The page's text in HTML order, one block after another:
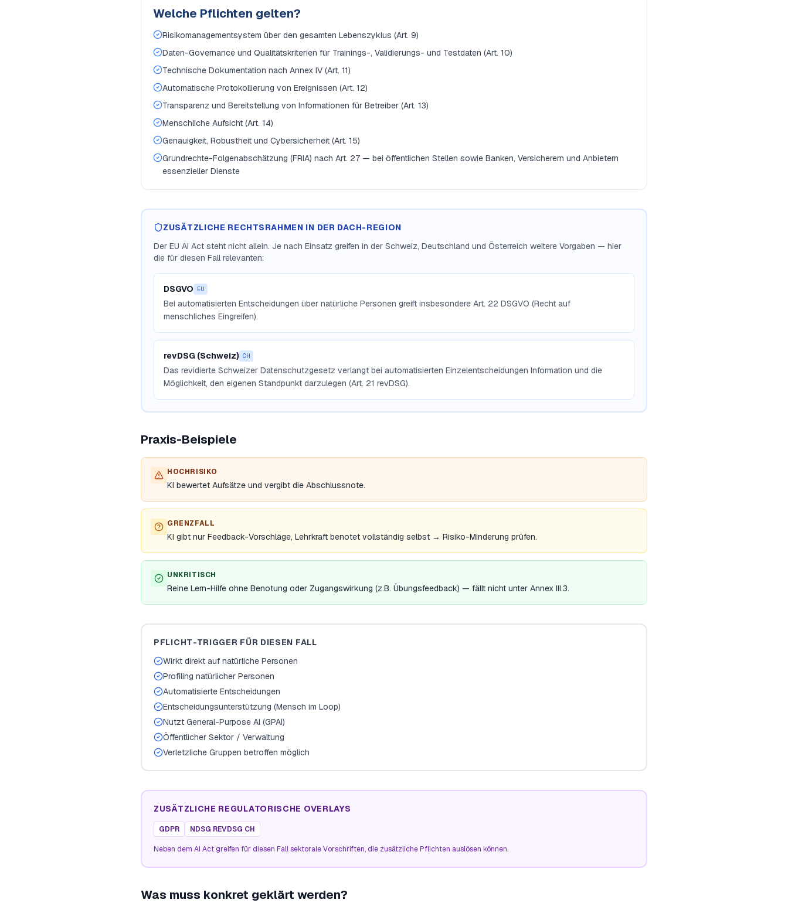
Welche Pflichten gelten?
Risikomanagementsystem über den gesamten Lebenszyklus (Art. 9)
Daten-Governance und Qualitätskriterien für Trainings-, Validierungs- und Testdaten (Art. 10)
Technische Dokumentation nach Annex IV (Art. 11)
Automatische Protokollierung von Ereignissen (Art. 12)
Transparenz und Bereitstellung von Informationen für Betreiber (Art. 13)
Menschliche Aufsicht (Art. 14)
Genauigkeit, Robustheit und Cybersicherheit (Art. 15)
Grundrechte-Folgenabschätzung (FRIA) nach Art. 27 — bei öffentlichen Stellen sowie Banken, Versicherern und Anbietern
essenzieller Dienste
ZUSÄTZLICHE RECHTSRAHMEN IN DER DACH-REGION
Der EU AI Act steht nicht allein. Je nach Einsatz greifen in der Schweiz, Deutschland und Österreich weitere Vorgaben — hier
die für diesen Fall relevanten:
DSGVO EU
Bei automatisierten Entscheidungen über natürliche Personen greift insbesondere Art. 22 DSGVO (Recht auf
menschliches Eingreifen).
revDSG (Schweiz) CH
Das revidierte Schweizer Datenschutzgesetz verlangt bei automatisierten Einzelentscheidungen Information und die
Möglichkeit, den eigenen Standpunkt darzulegen (Art. 21 revDSG).
Praxis-Beispiele
HOCHRISIKO
KI bewertet Aufsätze und vergibt die Abschlussnote.
GRENZFALL
KI gibt nur Feedback-Vorschläge, Lehrkraft benotet vollständig selbst → Risiko-Minderung prüfen.
UNKRITISCH
Reine Lern-Hilfe ohne Benotung oder Zugangswirkung (z.B. Übungsfeedback) — fällt nicht unter Annex III.3.
PFLICHT-TRIGGER FÜR DIESEN FALL
Wirkt direkt auf natürliche Personen
Profiling natürlicher Personen
Automatisierte Entscheidungen
Entscheidungsunterstützung (Mensch im Loop)
Nutzt General-Purpose AI (GPAI)
Öffentlicher Sektor / Verwaltung
Verletzliche Gruppen betroffen möglich
ZUSÄTZLICHE REGULATORISCHE OVERLAYS
GDPR NDSG REVDSG CH
Neben dem AI Act greifen für diesen Fall sektorale Vorschriften, die zusätzliche Pflichten auslösen können.
Was muss konkret geklärt werden?